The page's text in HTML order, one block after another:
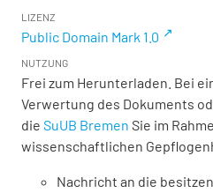
LIZENZ
Public Domain Mark 1.0
NUTZUNG
Frei zum Herunterladen. Bei
Verwertung des Dokuments
die SuUB Bremen Sie im
wissenschaftlichen
Nachricht an die